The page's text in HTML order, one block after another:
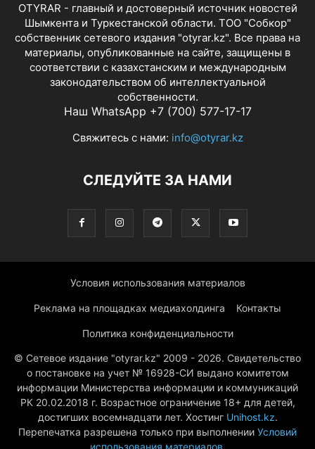
OTYRAR - главный и достоверный источник новостей
Шымкента и Туркестанской области. ТОО "Собкор"
собственник сетевого издания "otyrar.kz". Все права на
материалы, опубликованные на сайте, защищены в
соответствии с казахстанским и международным
законодательством об интеллектуальной
собственности.
Наш WhatsApp +7 (700) 577-17-17
Свяжитесь с нами: info@otyrar.kz
СЛЕДУЙТЕ ЗА НАМИ
Условия использования материалов
Реклама на площадках медиахолдинга Контакты
Политика конфиденциальности
© Сетевое издание "otyrar.kz" 2009 - 2026. Свидетельство
о постановке на учет № 16928-СИ выдано комитетом
информации Министерства информации и коммуникаций
РК 20.02.2018 г. Возрастное ограничение 18+ для детей,
достигших восемнадцати лет. Хостинг Unihost.kz.
Перепечатка разрешена только при выполнении Условий
использования материалов